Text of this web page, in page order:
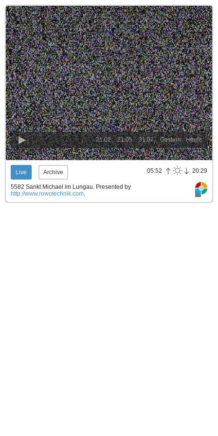
Heute
Gestern
31.07.
21.05.
21.02.
Live Archive 05:52 20:29
5582 Sankt Michael im Lungau. Presented by
http://www.rowotechnik.com.